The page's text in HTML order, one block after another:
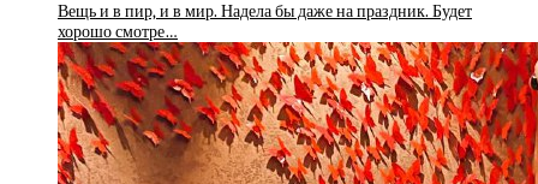
Вещь и в пир, и в мир. Надела бы даже на праздник. Будет
хорошо смотре…